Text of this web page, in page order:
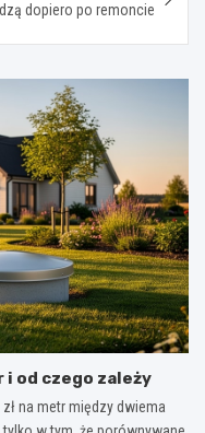
dopiero po remoncie
i od czego zależy
na metr między dwiema